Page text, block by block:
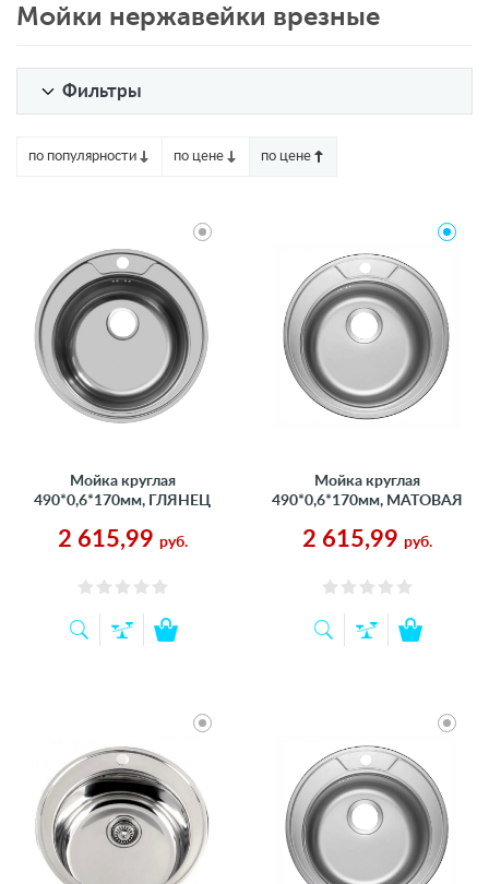
Мойки нержавейки врезные
Фильтры
по популярности по цене по цене
Мойка круглая
490*0,6*170мм, ГЛЯНЕЦ
2 615,99 руб.
Мойка круглая
490*0,6*170мм, МАТОВАЯ
2 615,99 руб.